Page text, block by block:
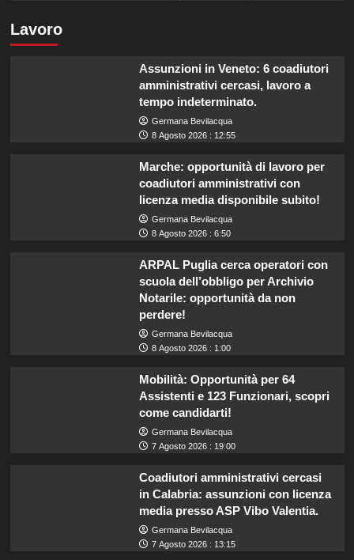
Lavoro
Assunzioni in Veneto: 6 coadiutori
amministrativi cercasi, lavoro a
tempo indeterminato.
Germana Bevilacqua
8 Agosto 2026 : 12:55
Marche: opportunità di lavoro per
coadiutori amministrativi con
licenza media disponibile subito!
Germana Bevilacqua
8 Agosto 2026 : 6:50
ARPAL Puglia cerca operatori con
scuola dell’obbligo per Archivio
Notarile: opportunità da non
perdere!
Germana Bevilacqua
8 Agosto 2026 : 1:00
Mobilità: Opportunità per 64
Assistenti e 123 Funzionari, scopri
come candidarti!
Germana Bevilacqua
7 Agosto 2026 : 19:00
Coadiutori amministrativi cercasi
in Calabria: assunzioni con licenza
media presso ASP Vibo Valentia.
Germana Bevilacqua
7 Agosto 2026 : 13:15